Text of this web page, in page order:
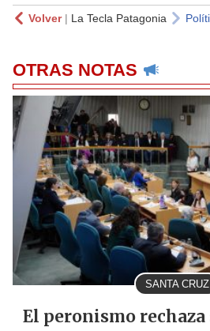
Volver| La Tecla Patagonia
OTRAS NOTAS
SANTA CRUZ
El peronismo